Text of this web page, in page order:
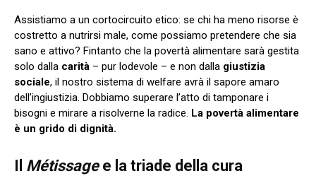
Assistiamo a un cortocircuito etico: se chi ha meno risorse è
costretto a nutrirsi male, come possiamo pretendere che sia
sano e attivo? Fintanto che la povertà alimentare sarà gestita
solo dalla carità – pur lodevole – e non dalla giustizia
sociale, il nostro sistema di welfare avrà il sapore amaro
dell’ingiustizia. Dobbiamo superare l’atto di tamponare i
bisogni e mirare a risolverne la radice. La povertà alimentare
è un grido di dignità.
Il Métissagee la triade della cura